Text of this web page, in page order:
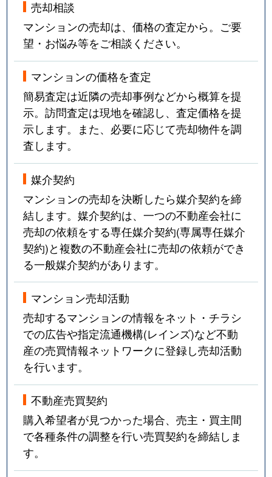
中登美ヶ丘
4,300万円 学研奈良登美ケ丘
中登美ヶ丘
100万円
中登美ヶ丘
4,200万円
中登美ヶ丘
1,500万円 学研奈良登美ケ丘
中登美ヶ丘
中登美ヶ丘
中登美ヶ丘
2,100万円 学研奈良登美ケ丘
中登美ヶ丘
4,100万円 学研奈良登美ケ丘
中登美ヶ丘
2,300万円 学研奈良登美ケ丘
西木辻町
1,700万円 近鉄奈良
西木辻町
1,700万円 近鉄奈良
西木辻町
西木辻町
700万円
西木辻町
830万円 奈良
西笹鉾町
売却相談
マンションの売却は、価格の査定から。ご要
望・お悩み等をご相談ください。
マンションの価格を査定
簡易査定は近隣の売却事例などから概算を提
示。訪問査定は現地を確認し、査定価格を提
示します。また、必要に応じて売却物件を調
査します。
媒介契約
マンションの売却を決断したら媒介契約を締
結します。媒介契約は、一つの不動産会社に
売却の依頼をする専任媒介契約(専属専任媒介
契約)と複数の不動産会社に売却の依頼ができ
る一般媒介契約があります。
マンション売却活動
売却するマンションの情報をネット・チラシ
での広告や指定流通機構(レインズ)など不動
産の売買情報ネットワークに登録し売却活動
を行います。
不動産売買契約
購入希望者が見つかった場合、売主・買主間
で各種条件の調整を行い売買契約を締結しま
す。